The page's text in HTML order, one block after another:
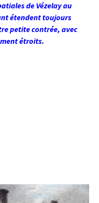
de Vézelay au
étendent toujours
petite contrée, avec
étroits.